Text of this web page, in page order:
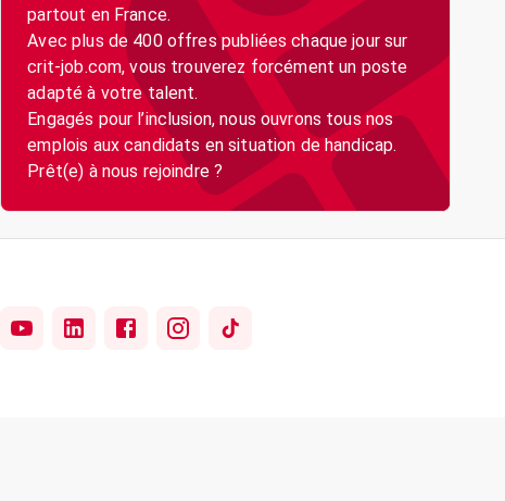
partout en France.
Avec plus de 400 offres publiées chaque jour sur
crit-job.com, vous trouverez forcément un poste
adapté à votre talent.
Engagés pour l’inclusion, nous ouvrons tous nos
emplois aux candidats en situation de handicap.